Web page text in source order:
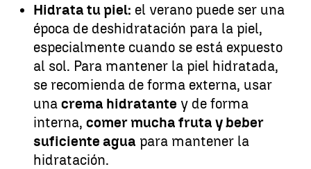
Hidrata tu piel: el verano puede ser una
época de deshidratación para la piel,
especialmente cuando se está expuesto
al sol. Para mantener la piel hidratada,
se recomienda de forma externa, usar
una crema hidratante y de forma
interna, comer mucha fruta y beber
suficiente agua para mantener la
hidratación.